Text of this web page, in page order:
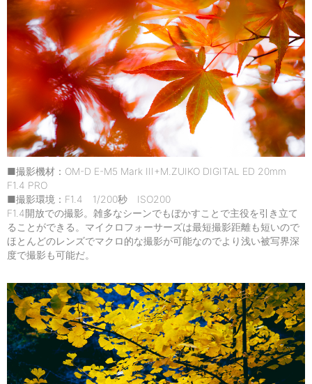
■撮影機材：OM-D E-M5 Mark III+M.ZUIKO DIGITAL ED 20mm
F1.4 PRO
■撮影環境：F1.4 1/200秒 ISO200
F1.4開放での撮影。雑多なシーンでもぼかすことで主役を引き立て
ることができる。マイクロフォーサーズは最短撮影距離も短いので
ほとんどのレンズでマクロ的な撮影が可能なのでより浅い被写界深
度で撮影も可能だ。